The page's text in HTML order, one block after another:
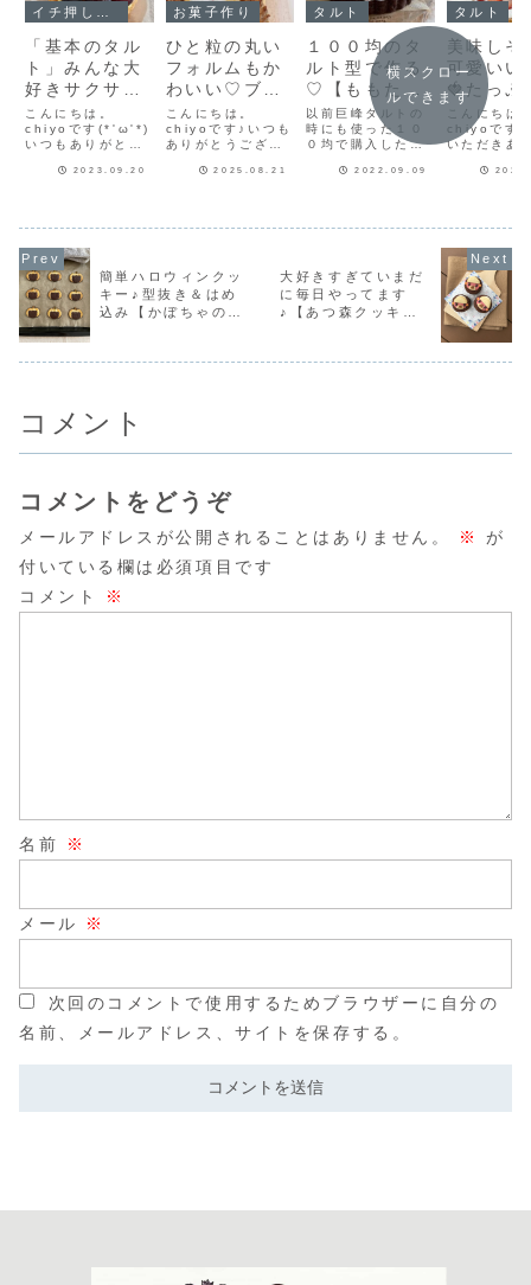
「基本のタル
ト」みんな大
好きサクサク
タルト♪基本
のタルトレシ
ピだよ！アー
モンドクリー
ます！
こんにちは。
chiyoです(*'ω'*)
いつもありがとう
みんな大好き♡基
ました🍇基本のタ
ルトレシピタルト
型は100均で購入
した12㎝のものを
使っています。ひ
と...
2023.09.20
お菓子作り
ひと粒の丸い
フォルムもか
わいい♡ブル
ーベリーの手
作りお菓子ま
とめました！
こんにちは。
chiyoです♪いつも
ありがとうござい
をひとつさせてね
ーン」紅茶スコー
ンレシピはこち
ら！アールグレイ
2025.08.21
タルト
１００均のタ
ルト型で作る
♡【ももたっ
ぷりのタル
ト】
以前巨峰タルトの
時にも使った１０
０均で購入した１
ルト型今回は余っ
ます。タルト型に
離型油スプレーを
吹き付けて（油は
2022.09.09
タルト
美味しそ
可愛いい
🍓たっぷ
りもり
ごタルト
こんにちは
chiyoです
いただきあ
も寄るいち
て、いつも
均１２セン
ルトにその
た粒🍓🍓乗
だったので
もは大粒な
カ...
横スクロー
ルできます
簡単ハロウィンクッ
キー♪型抜き＆はめ
込み【かぼちゃのく
大好きすぎていまだ
に毎日やってます
♪【あつ森クッキー
コメント
コメントをどうぞ
メールアドレスが公開されることはありません。 ※
が
付いている欄は必須項目です
コメント
※
名前 ※
メール ※
次回のコメントで使用するためブラウザーに自分の
名前、メールアドレス、サイトを保存する。